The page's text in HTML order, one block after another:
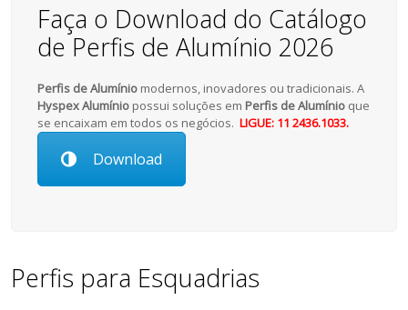
Faça o Download do Catálogo
de Perfis de Alumínio 2026
Perfis de Alumínio modernos, inovadores ou tradicionais. A
Hyspex Alumínio possui soluções em Perfis de Alumínio que
se encaixam em todos os negócios.LIGUE: 11 2436.1033.
Download
Perfis para Esquadrias